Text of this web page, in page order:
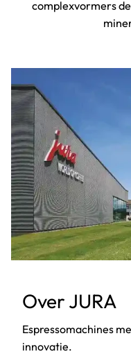
complexvormers
Over JURA
Espressomachines
innovatie.